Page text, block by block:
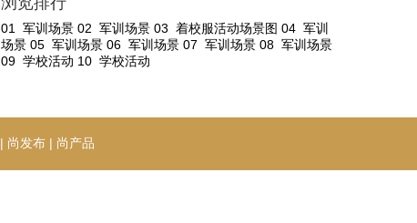
01 军训场景 02 军训场景 03 着校服活动场景图 04 军训
场景 05 军训场景 06 军训场景 07 军训场景 08 军训场景
09 学校活动 10 学校活动
| 尚发布 | 尚产品